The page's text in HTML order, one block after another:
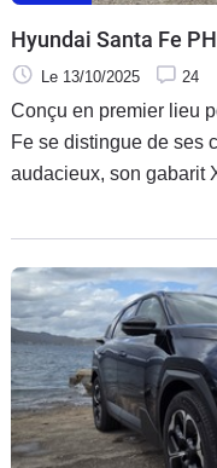
Hyundai Santa Fe
Le 13/10/2025 24
Conçu en premier lieu
Fe se distingue de ses
audacieux, son gabarit